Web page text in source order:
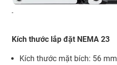
-
Kích thước lắp đặt NEMA 23
Kích thước mặt bích: 56 mm